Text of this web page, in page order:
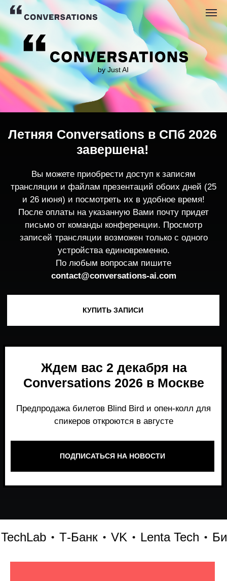
by Just AI
трансляции и файлам презентаций обоих дней (25
После оплаты на указанную Вами почту придет
записей трансляции возможен только с одного
устройства единовременно.
По любым вопросам пишите
contact@conversations-ai.co m
Летняя Conversations в СПб 2026
завершена!
Ждем вас 2 декабря на
Conversations 2026 в Москве
ПОДПИСАТЬСЯ НА НОВОСТИ
Т-Банк VK Lenta Tech
Место, где можно получить честный,
работает и формирует рынок генеративного